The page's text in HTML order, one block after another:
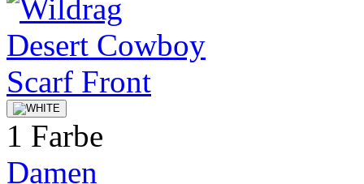
1 Farbe
Damen